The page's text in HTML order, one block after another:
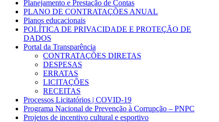
Planejamento e Prestação de Contas
PLANO DE CONTRATAÇÕES ANUAL
Planos educacionais
POLÍTICA DE PRIVACIDADE E PROTEÇÃO DE
DADOS
Portal da Transparência
CONTRATAÇÕES DIRETAS
DESPESAS
ERRATAS
LICITAÇÕES
RECEITAS
Processos Licitatórios | COVID-19
Programa Nacional de Prevenção à Corrupção – PNPC
Projetos de incentivo cultural e esportivo